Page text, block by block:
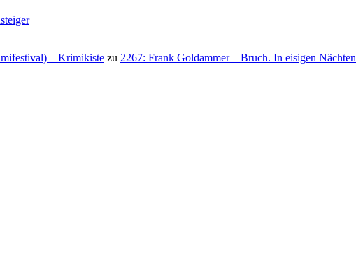
– Krimikiste zu 2267: Frank Goldammer – Bruch. In eisigen Nächten